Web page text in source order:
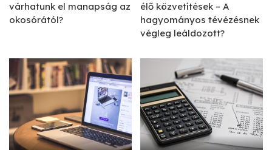
várhatunk el manapság az
okosórától?
élő közvetítések – A
hagyományos tévézésnek
végleg leáldozott?